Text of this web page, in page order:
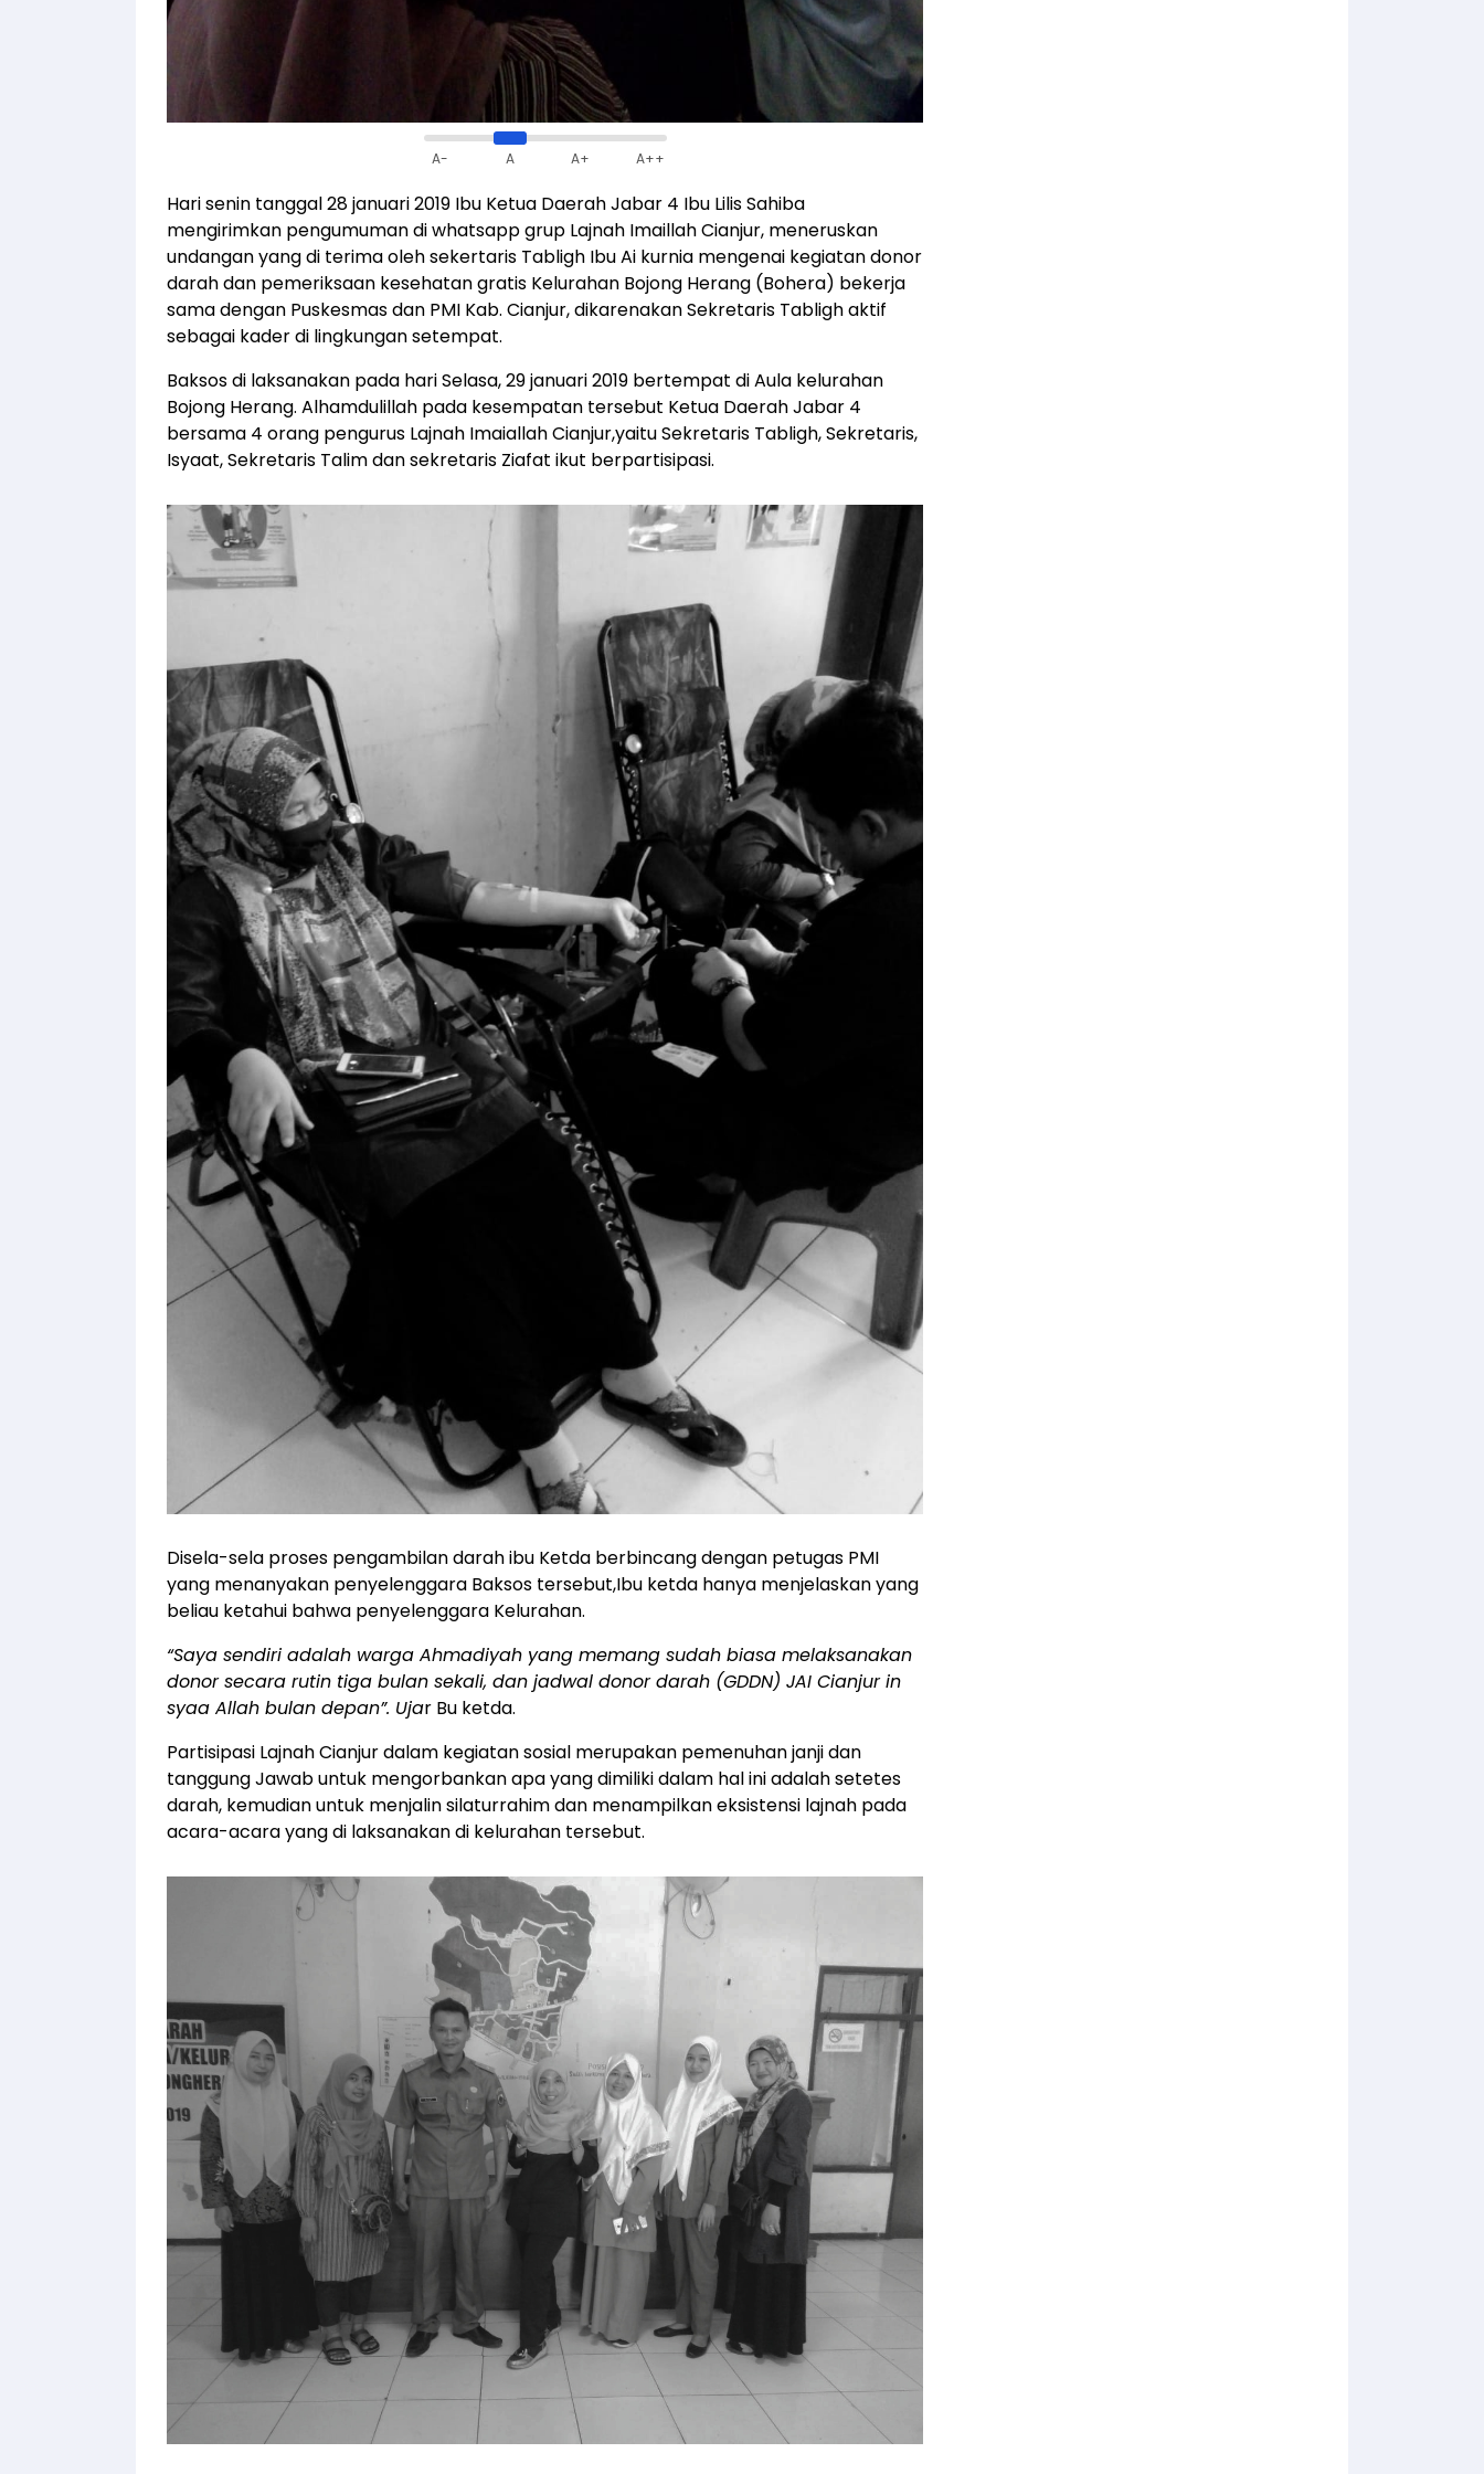
A- A A+ A++
Hari senin tanggal 28 januari 2019 Ibu Ketua Daerah Jabar 4 Ibu Lilis Sahiba
mengirimkan pengumuman di whatsapp grup Lajnah Imaillah Cianjur, meneruskan
undangan yang di terima oleh sekertaris Tabligh Ibu Ai kurnia mengenai kegiatan donor
darah dan pemeriksaan kesehatan gratis Kelurahan Bojong Herang (Bohera) bekerja
sama dengan Puskesmas dan PMI Kab. Cianjur, dikarenakan Sekretaris Tabligh aktif
sebagai kader di lingkungan setempat.
Baksos di laksanakan pada hari Selasa, 29 januari 2019 bertempat di Aula kelurahan
Bojong Herang. Alhamdulillah pada kesempatan tersebut Ketua Daerah Jabar 4
bersama 4 orang pengurus Lajnah Imaiallah Cianjur,yaitu Sekretaris Tabligh, Sekretaris,
Isyaat, Sekretaris Talim dan sekretaris Ziafat ikut berpartisipasi.
Disela-sela proses pengambilan darah ibu Ketda berbincang dengan petugas PMI
yang menanyakan penyelenggara Baksos tersebut,Ibu ketda hanya menjelaskan yang
beliau ketahui bahwa penyelenggara Kelurahan.
“Saya sendiri adalah warga Ahmadiyah yang memang sudah biasa melaksanakan
donor secara rutin tiga bulan sekali, dan jadwal donor darah (GDDN) JAI Cianjur in
syaa Allah bulan depan”. Ujar Bu ketda.
Partisipasi Lajnah Cianjur dalam kegiatan sosial merupakan pemenuhan janji dan
tanggung Jawab untuk mengorbankan apa yang dimiliki dalam hal ini adalah setetes
darah, kemudian untuk menjalin silaturrahim dan menampilkan eksistensi lajnah pada
acara-acara yang di laksanakan di kelurahan tersebut.